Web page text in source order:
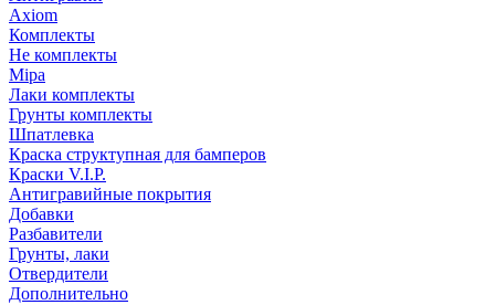
Axiom
Комплекты
Не комплекты
Mipa
Лаки комплекты
Грунты комплекты
Шпатлевка
Краска структупная для бамперов
Краски V.I.P.
Антигравийные покрытия
Добавки
Разбавители
Грунты, лаки
Отвердители
Дополнительно